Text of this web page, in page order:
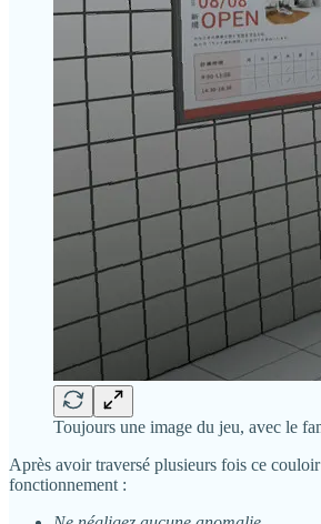
Toujours une image du jeu, avec le
Après avoir traversé plusieurs fois ce
fonctionnement :